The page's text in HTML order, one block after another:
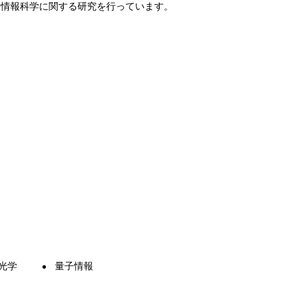
報科学に関する研究を行っています。
学 量子情報